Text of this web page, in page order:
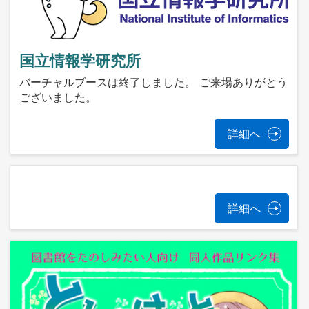
国立情報学研究所
バーチャルブースは終了しました。 ご来場ありがとう
ございました。
詳細へ
詳細へ